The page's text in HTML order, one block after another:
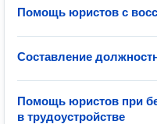
Помощь юристов с
Составление
Помощь юристов при
в трудоустройстве